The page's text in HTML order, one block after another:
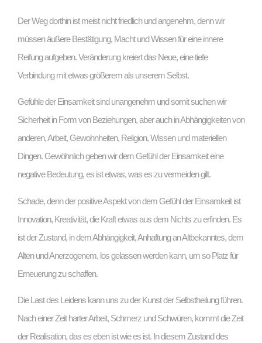
Der Weg dorthin ist meist nicht friedlich und angenehm, denn wir
müssen äußere Bestätigung, Macht und Wissen für eine innere
Reifung aufgeben. Veränderung kreiert das Neue, eine tiefe
Verbindung mit etwas größerem als unserem Selbst.
Gefühle der Einsamkeit sind unangenehm und somit suchen wir
Sicherheit in Form von Beziehungen, aber auch in Abhängigkeiten von
anderen, Arbeit, Gewohnheiten, Religion, Wissen und materiellen
Dingen. Gewöhnlich geben wir dem Gefühl der Einsamkeit eine
negative Bedeutung, es ist etwas, was es zu vermeiden gilt.
Schade, denn der positive Aspekt von dem Gefühl der Einsamkeit ist
Innovation, Kreativität, die Kraft etwas aus dem Nichts zu erfinden. Es
ist der Zustand, in dem Abhängigkeit, Anhaftung an Altbekanntes, dem
Alten und Anerzogenem, los gelassen werden kann, um so Platz für
Erneuerung zu schaffen.
Die Last des Leidens kann uns zu der Kunst der Selbstheilung führen.
Nach einer Zeit harter Arbeit, Schmerz und Schwüren, kommt die Zeit
der Realisation, das es eben ist wie es ist. In diesem Zustand des